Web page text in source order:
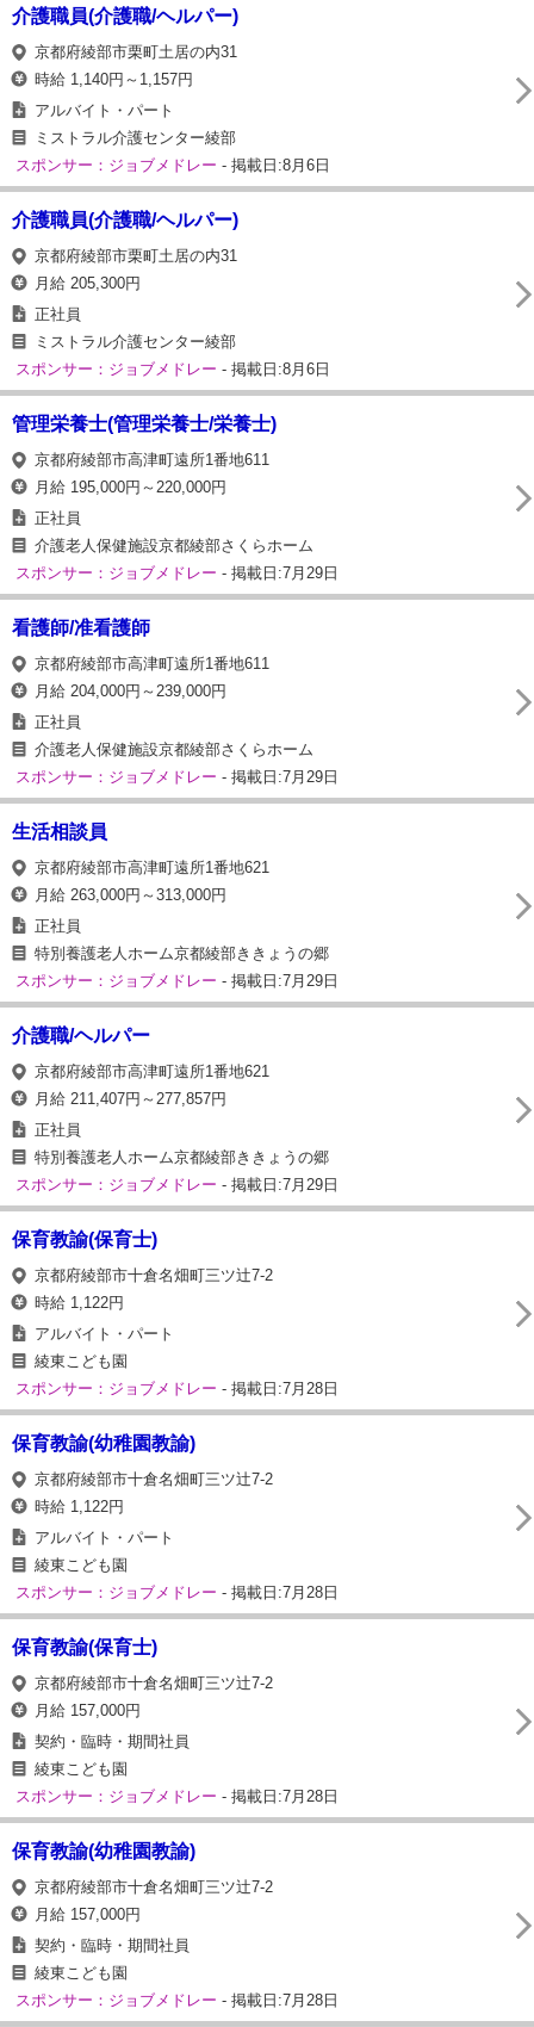
介護職員(介護職/ヘルパー)
京都府綾部市栗町土居の内31
時給 1,140円～1,157円
アルバイト・パート
ミストラル介護センター綾部
スポンサー：ジョブメドレー - 掲載日:8月6日
介護職員(介護職/ヘルパー)
京都府綾部市栗町土居の内31
月給 205,300円
正社員
ミストラル介護センター綾部
スポンサー：ジョブメドレー - 掲載日:8月6日
管理栄養士(管理栄養士/栄養士)
京都府綾部市高津町遠所1番地611
月給 195,000円～220,000円
正社員
介護老人保健施設京都綾部さくらホーム
スポンサー：ジョブメドレー - 掲載日:7月29日
看護師/准看護師
京都府綾部市高津町遠所1番地611
月給 204,000円～239,000円
正社員
介護老人保健施設京都綾部さくらホーム
スポンサー：ジョブメドレー - 掲載日:7月29日
生活相談員
京都府綾部市高津町遠所1番地621
月給 263,000円～313,000円
正社員
特別養護老人ホーム京都綾部ききょうの郷
スポンサー：ジョブメドレー - 掲載日:7月29日
介護職/ヘルパー
京都府綾部市高津町遠所1番地621
月給 211,407円～277,857円
正社員
特別養護老人ホーム京都綾部ききょうの郷
スポンサー：ジョブメドレー - 掲載日:7月29日
保育教諭(保育士)
京都府綾部市十倉名畑町三ツ辻7-2
時給 1,122円
アルバイト・パート
綾東こども園
スポンサー：ジョブメドレー - 掲載日:7月28日
保育教諭(幼稚園教諭)
京都府綾部市十倉名畑町三ツ辻7-2
時給 1,122円
アルバイト・パート
綾東こども園
スポンサー：ジョブメドレー - 掲載日:7月28日
保育教諭(保育士)
京都府綾部市十倉名畑町三ツ辻7-2
月給 157,000円
契約・臨時・期間社員
綾東こども園
スポンサー：ジョブメドレー - 掲載日:7月28日
保育教諭(幼稚園教諭)
京都府綾部市十倉名畑町三ツ辻7-2
月給 157,000円
契約・臨時・期間社員
綾東こども園
スポンサー：ジョブメドレー - 掲載日:7月28日